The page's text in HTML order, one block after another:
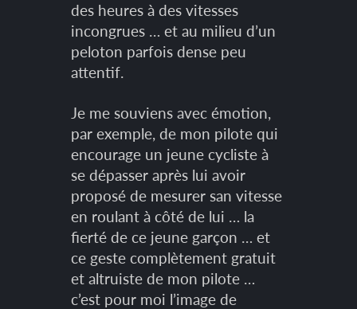
des heures à des vitesses
incongrues … et au milieu d’un
peloton parfois dense peu
attentif.
Je me souviens avec émotion,
par exemple, de mon pilote qui
encourage un jeune cycliste à
se dépasser après lui avoir
proposé de mesurer san vitesse
en roulant à côté de lui … la
fierté de ce jeune garçon … et
ce geste complètement gratuit
et altruiste de mon pilote …
c’est pour moi l’image de